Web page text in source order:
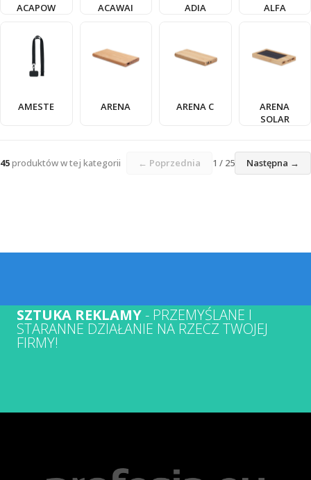
ACAPOW ACAWAI ADIA ALFA
AMESTE ARENA ARENA C
ARENA
SOLAR
45produktów w tej kategorii ← Poprzednia 1 / 25 Następna →
SZTUKA REKLAMY- PRZEMYŚLANE I
STARANNE DZIAŁANIE NA RZECZ TWOJEJ
FIRMY!